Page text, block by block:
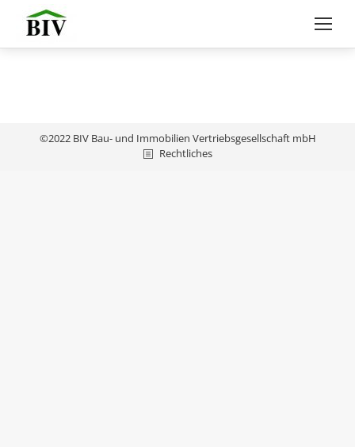
©2022 BIV Bau- und Immobilien Vertriebsgesellschaft mbH
Rechtliches